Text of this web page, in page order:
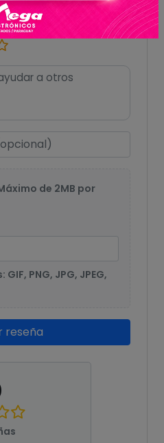
de 2MB por
PNG, JPG, JPEG,
reseña